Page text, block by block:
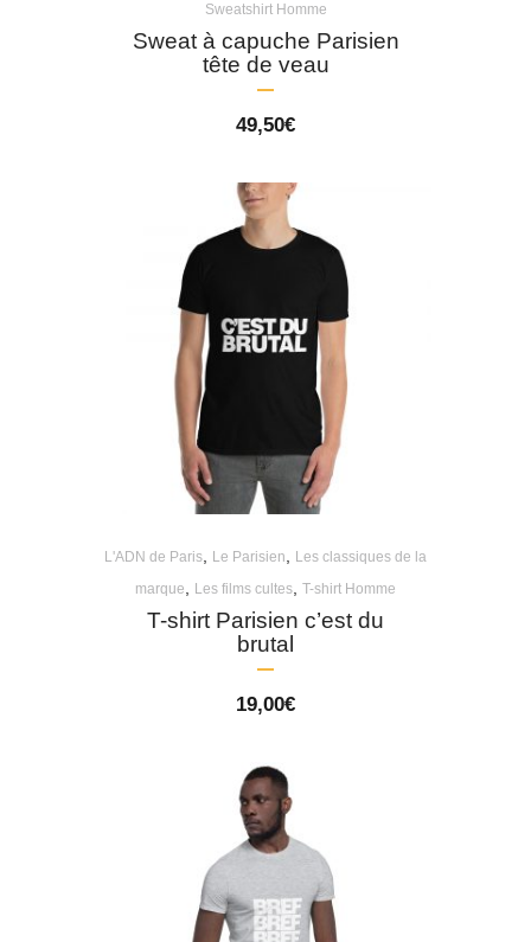
Sweatshirt Homme
Sweat à capuche Parisien
tête de veau
49,50€
L'ADN de Paris Le Parisien
Les classiques de la
marque
Les films cultes T-shirt Homme
T-shirt Parisien c’est du
brutal
19,00€